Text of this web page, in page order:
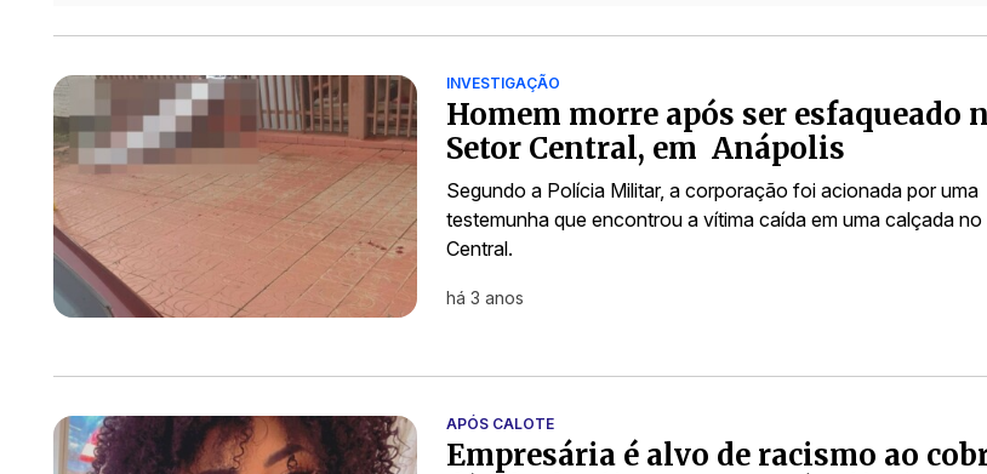
INVESTIGAÇÃO
Homem morre após ser esfaqueado
Setor Central, em Anápolis
Segundo a Polícia Militar, a corporação foi acionada por uma
testemunha que encontrou a vítima caída em uma calçada
Central.
há 3 anos
APÓS CALOTE
Empresária é alvo de racismo ao